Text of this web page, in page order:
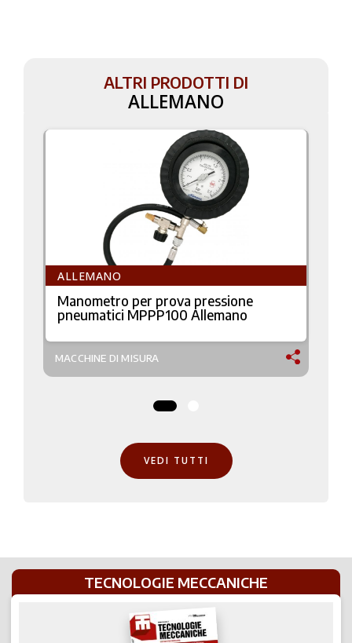
ALTRI PRODOTTI DI
ALLEMANO
ALLEMANO
Manometro per prova pressione
pneumatici MPPP100 Allemano
MACCHINE DI MISURA
VEDI TUTTI
TECNOLOGIE MECCANICHE